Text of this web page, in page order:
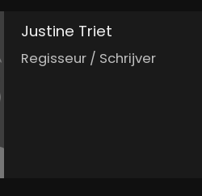
Justine Triet
Regisseur / Schrijver